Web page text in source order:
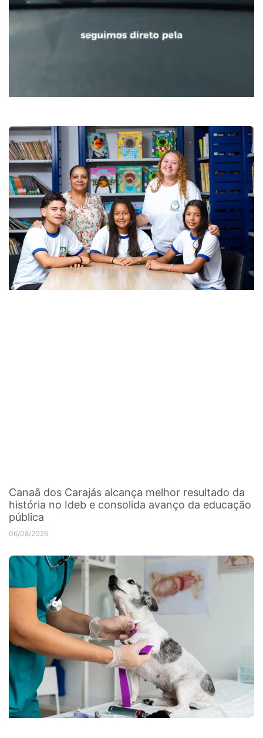
Canaã dos Carajás alcança melhor resultado da
história no Ideb e consolida avanço da educação
pública
06/08/2026